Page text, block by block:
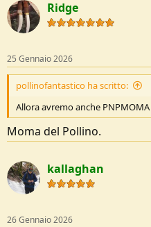
t
i
o
s
:
Ridge
25 Gennaio 2026
pollinofantastico ha scritto:
Allora avremo anche PNPMOMA
Moma del Pollino.
kallaghan
26 Gennaio 2026